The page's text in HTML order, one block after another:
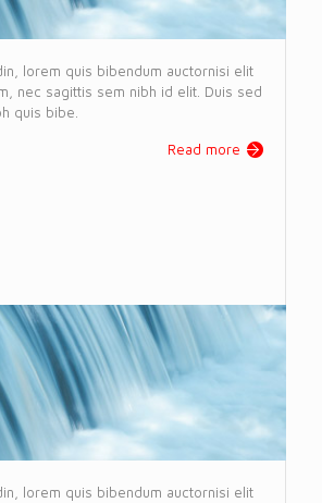
lorem quis bibendum auctornisi elit
nec sagittis sem nibh id elit. Duis sed
quis bibe.
Read more
lorem quis bibendum auctornisi elit